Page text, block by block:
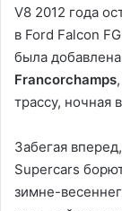
V8 2012 года
в Ford Falcon
была
Francorchamps
трассу, ночная
Забегая
Supercars
зимне-